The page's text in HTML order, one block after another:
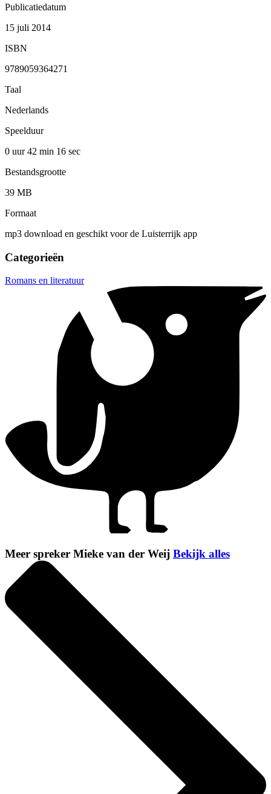
Publicatiedatum
15 juli 2014
ISBN
9789059364271
Taal
Nederlands
Speelduur
0 uur 42 min 16 sec
Bestandsgrootte
39 MB
Formaat
mp3 download en geschikt voor de Luisterrijk app
Categorieën
Romans en literatuur
Meer spreker Mieke van der Weij Bekijk alles